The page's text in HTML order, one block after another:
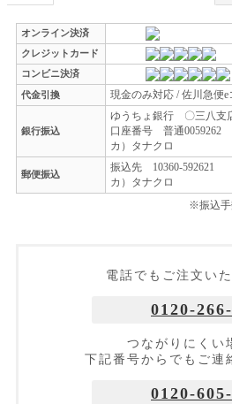
オンライン決済
クレジットカード
コンビニ決済
代金引換
現金のみ対応 / 佐川急便e
銀行振込
ゆうちょ銀行 〇三八支
口座番号 普通0059262
カ）タナクロ
郵便振込
振込先 10360-592621
カ）タナクロ
※振込手
電話でもご注文い
0120-
つながりにくい
下記番号からでもご連
0120-